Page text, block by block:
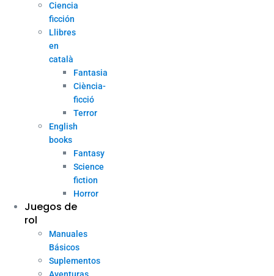
Ciencia
ficción
Llibres
en
català
Fantasia
Ciència-
ficció
Terror
English
books
Fantasy
Science
fiction
Horror
Juegos de
rol
Manuales
Básicos
Suplementos